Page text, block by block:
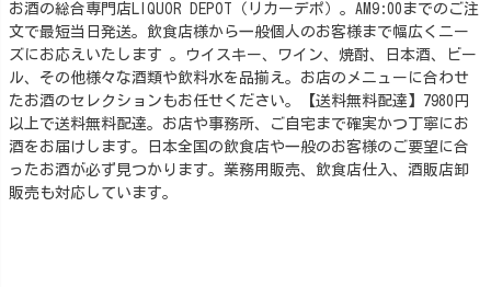
お酒の総合専門店LIQUOR DEPOT（リカーデポ）。AM9:00までのご注
文で最短当日発送。飲食店様から一般個人のお客様まで幅広くニー
ズにお応えいたします 。ウイスキー、ワイン、焼酎、日本酒、ビー
ル、その他様々な酒類や飲料水を品揃え。お店のメニューに合わせ
たお酒のセレクションもお任せください。【送料無料配達】7980円
以上で送料無料配達。お店や事務所、ご自宅まで確実かつ丁寧にお
酒をお届けします。日本全国の飲食店や一般のお客様のご要望に合
ったお酒が必ず見つかります。業務用販売、飲食店仕入、酒販店卸
販売も対応しています。